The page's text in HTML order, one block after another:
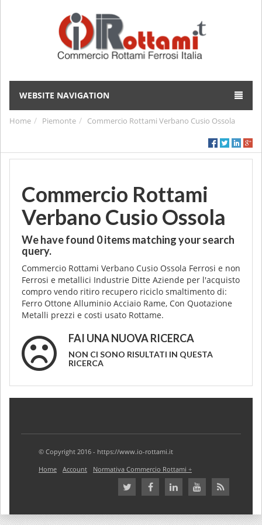
WEBSITE NAVIGATION
Home Piemonte Commercio Rottami Verbano Cusio Ossola
Commercio Rottami
Verbano Cusio Ossola
We have found 0items matching your search
query.
Commercio Rottami Verbano Cusio Ossola Ferrosi e non
Ferrosi e metallici Industrie Ditte Aziende per l'acquisto
compro vendo ritiro recupero riciclo smaltimento di:
Ferro Ottone Alluminio Acciaio Rame, Con Quotazione
Metalli prezzi e costi usato Rottame.
FAI UNA NUOVA RICERCA
NON CI SONO RISULTATI IN QUESTA
RICERCA
© Copyright 2016 - https://www.io-rottami.it
Home
Account Normativa Commercio Rottami